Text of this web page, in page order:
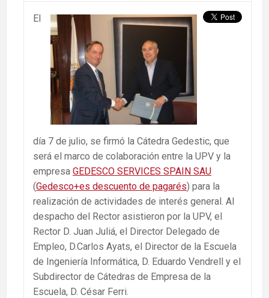
El
día 7 de julio, se firmó la Cátedra Gedestic, que
será el marco de colaboración entre la UPV y la
empresa GEDESCO SERVICES SPAIN SAU
(Gedesco+es descuento de pagarés) para la
realización de actividades de interés general. Al
despacho del Rector asistieron por la UPV, el
Rector D. Juan Juliá, el Director Delegado de
Empleo, D.Carlos Ayats, el Director de la Escuela
de Ingeniería Informática, D. Eduardo Vendrell y el
Subdirector de Cátedras de Empresa de la
Escuela, D. César Ferri.